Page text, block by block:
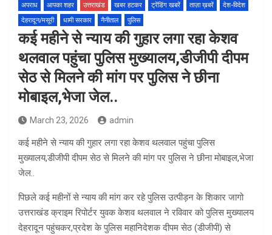
अपराध आपका शहर उत्तराखंड खबर हटकर ट्रेंडिंग खबरें ताज़ा ख़बरें
देश-विदेश
देहरादून/मसूरी
धामी सरकार नैनीताल पुलिस
कई महीने से न्याय की गुहार लगा रहा केशव
थलवाल पहुंचा पुलिस मुख्यालय,डीजीपी दीपम
सेठ से मिलने की मांग पर पुलिस ने छीना
मोबाइल,भेजा जेल..
March 23, 2026 admin
कई महीने से न्याय की गुहार लगा रहा केशव थलवाल पहुंचा पुलिस
मुख्यालय,डीजीपी दीपम सेठ से मिलने की मांग पर पुलिस ने छीना मोबाइल,भेजा
जेल..
पिछले कई महीनों से न्याय की मांग कर रहे पुलिस उत्पीड़न के शिकार जागो
उत्तराखंड क्राइम रिपोर्टर युवक केशव थलवाल ने रविवार को पुलिस मुख्यालय
देहरादून पहुंचकर,प्रदेश के पुलिस महानिदेशक दीपम सेठ (डीजीपी) से